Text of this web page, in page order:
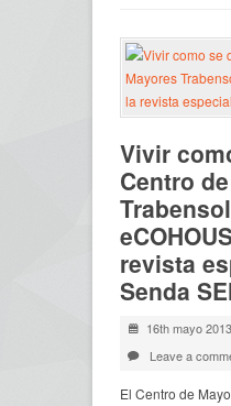
Vivir
Centro
revista
Senda
16th mayo 2013
Leave a
El Centro de